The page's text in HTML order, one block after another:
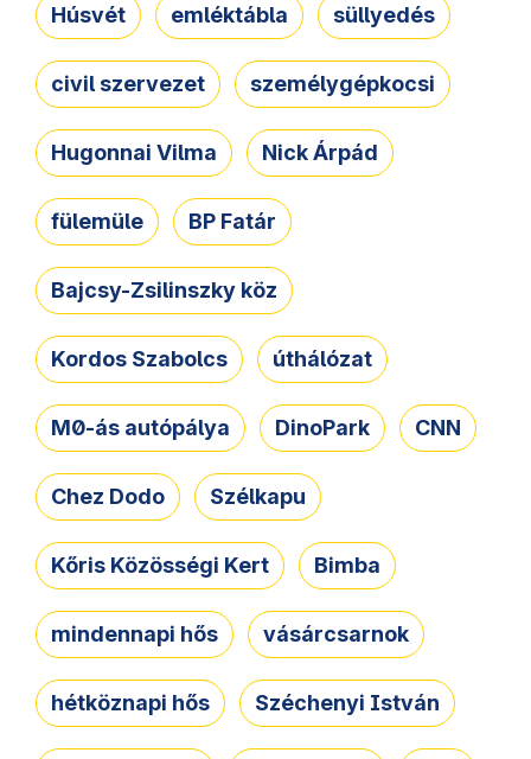
Húsvét emléktábla süllyedés
civil szervezet személygépkocsi
Hugonnai Vilma Nick Árpád
fülemüle BP Fatár
Bajcsy-Zsilinszky köz
Kordos Szabolcs úthálózat
M0-ás autópálya DinoPark CNN
Chez Dodo Szélkapu
Kőris Közösségi Kert Bimba
mindennapi hős vásárcsarnok
hétköznapi hős Széchenyi István